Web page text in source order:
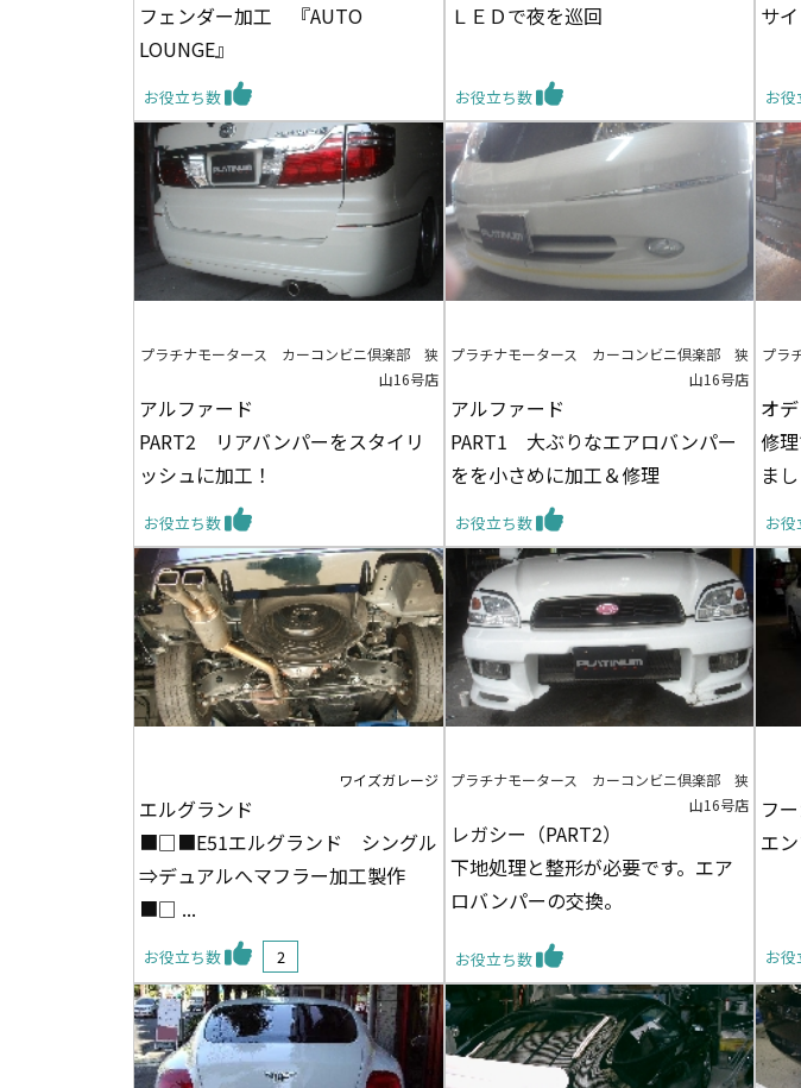
フェンダー加工 『AUTO
LOUNGE』
お役立ち数
ＬＥＤで夜を巡回
お役立ち数
サ
お
プラチナモータース カーコンビニ倶楽部 狭
山16号店
アルファード
PART2 リアバンパーをスタイリ
ッシュに加工！
お役立ち数
プラチナモータース カーコンビニ倶楽部 狭
山16号店
アルファード
PART1 大ぶりなエアロバンパー
をを小さめに加工＆修理
お役立ち数
プラ
オ
修
ま
お
ワイズガレージ
エルグランド
■□■E51エルグランド シングル
⇒デュアルへマフラー加工製作
■□ ...
お役立ち数 2
プラチナモータース カーコンビニ倶楽部 狭
山16号店
レガシー（PART2）
下地処理と整形が必要です。エア
ロバンパーの交換。
お役立ち数
フ
エ
お